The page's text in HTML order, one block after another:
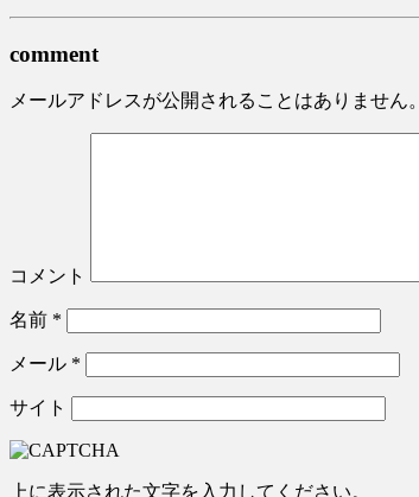
comment
メールアドレスが公開されることはありません。
コメント
名前 *
メール *
サイト
上に表示された文字を入力してください。